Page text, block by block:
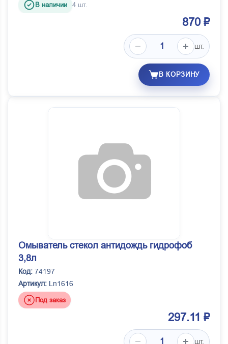
В наличии 4 шт.
870 ₽
шт.
В КОРЗИНУ
Омыватель стекол антидождь гидрофоб
3,8л
Код: 74197
Артикул: Ln1616
Под заказ
297.11 ₽
шт.